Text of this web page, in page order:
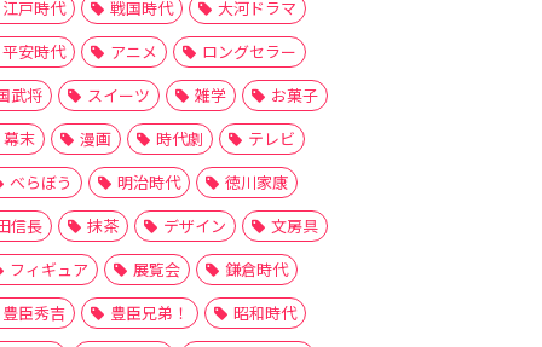
江戸時代 戦国時代
大河ドラマ
平安時代
アニメ
ロングセラー
武将
スイーツ 雑学
お菓子
幕末
漫画 時代劇
テレビ
べらぼう
明治時代
徳川家康
信長
抹茶 デザイン
文房具
フィギュア
展覧会
鎌倉時代
豊臣秀吉
豊臣兄弟！
昭和時代